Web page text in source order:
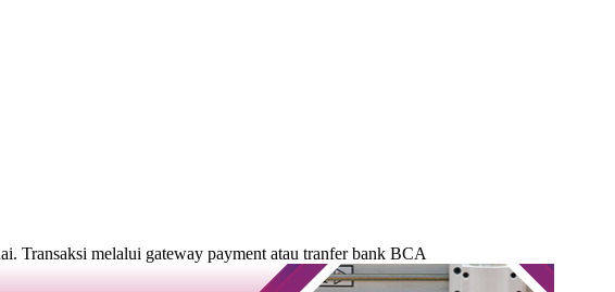
Transaksi melalui gateway payment atau tranfer bank BCA